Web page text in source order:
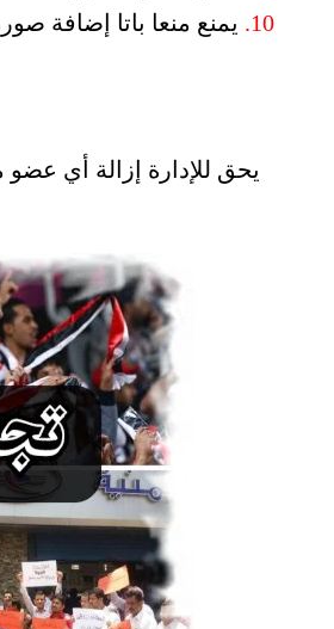
10. يمنع منعا باتا إضافة
يحق للإدارة إزالة أي عضو